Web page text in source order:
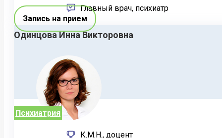
Главный врач, психиатр
Запись на прием
Одинцова Инна Викторовна
Психиатрия
К.М.Н., доцент